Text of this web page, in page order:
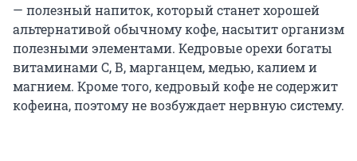
— полезный напиток, который станет хорошей
альтернативой обычному кофе, насытит организм
полезными элементами. Кедровые орехи богаты
витаминами С, В, марганцем, медью, калием и
магнием. Кроме того, кедровый кофе не содержит
кофеина, поэтому не возбуждает нервную систему.